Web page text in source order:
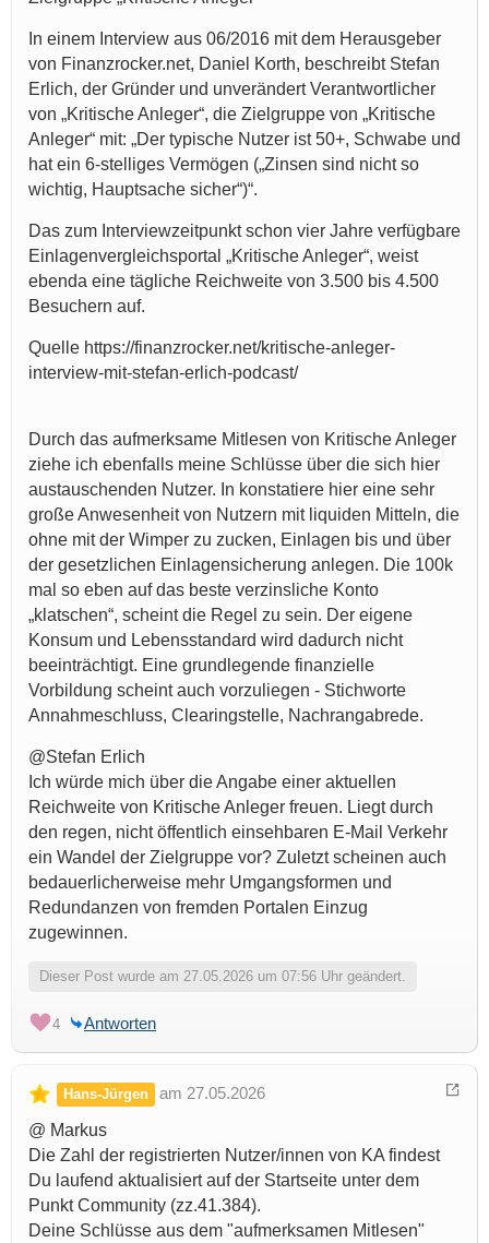
In einem Interview aus 06/2016 mit dem Herausgeber
von Finanzrocker.net, Daniel Korth, beschreibt Stefan
Erlich, der Gründer und unverändert Verantwortlicher
von „Kritische Anleger“, die Zielgruppe von „Kritische
Anleger“ mit: „Der typische Nutzer ist 50+, Schwabe und
hat ein 6-stelliges Vermögen („Zinsen sind nicht so
wichtig, Hauptsache sicher“)“.
Das zum Interviewzeitpunkt schon vier Jahre verfügbare
Einlagenvergleichsportal „Kritische Anleger“, weist
ebenda eine tägliche Reichweite von 3.500 bis 4.500
Besuchern auf.
Quelle https://finanzrocker.net/kritische-anleger-
interview-mit-stefan-erlich-podcast/
Durch das aufmerksame Mitlesen von Kritische Anleger
ziehe ich ebenfalls meine Schlüsse über die sich hier
austauschenden Nutzer. In konstatiere hier eine sehr
große Anwesenheit von Nutzern mit liquiden Mitteln, die
ohne mit der Wimper zu zucken, Einlagen bis und über
der gesetzlichen Einlagensicherung anlegen. Die 100k
mal so eben auf das beste verzinsliche Konto
„klatschen“, scheint die Regel zu sein. Der eigene
Konsum und Lebensstandard wird dadurch nicht
beeinträchtigt. Eine grundlegende finanzielle
Vorbildung scheint auch vorzuliegen - Stichworte
Annahmeschluss, Clearingstelle, Nachrangabrede.
@Stefan Erlich
Ich würde mich über die Angabe einer aktuellen
Reichweite von Kritische Anleger freuen. Liegt durch
den regen, nicht öffentlich einsehbaren E-Mail Verkehr
ein Wandel der Zielgruppe vor? Zuletzt scheinen auch
bedauerlicherweise mehr Umgangsformen und
Redundanzen von fremden Portalen Einzug
zugewinnen.
Dieser Post wurde am 27.05.2026 um 07:56 Uhr geändert.
4 Antworten
Hans-Jürgen
am 27.05.2026
@ Markus
Die Zahl der registrierten Nutzer/innen von KA findest
Du laufend aktualisiert auf der Startseite unter dem
Punkt Community (zz.41.384).
Deine Schlüsse aus dem "aufmerksamen Mitlesen"